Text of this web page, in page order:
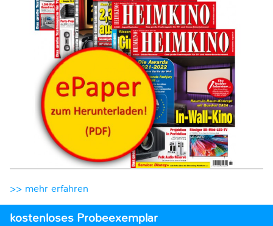
>> mehr erfahren
kostenloses Probeexemplar